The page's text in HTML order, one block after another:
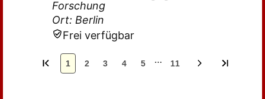
Forschung
Ort: Berlin
Frei verfügbar
1 2 3 4 5 … 11